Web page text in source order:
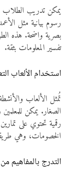
يمكن تدريب الطلاب
رسوم بيانية مثل
بصرية واضحة. هذه
تفسير المعلومات بثقة.
استخدام الألعاب
تُمثل الألعاب
الصغار. يمكن
رقمية تحتوي على
الخصومات، وهي
التدرج بالمفاهيم